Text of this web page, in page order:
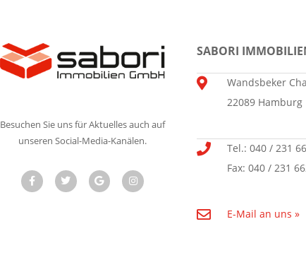
Besuchen Sie uns für Aktuelles auch auf
unseren Social-Media-Kanälen.
SABORI
Wandsbeker
22089 Hamburg
Tel.: 040 / 231
Fax: 040 / 231
E-Mail an uns »